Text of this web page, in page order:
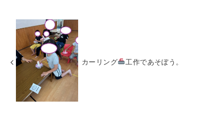
カーリング 工作であそぼう。